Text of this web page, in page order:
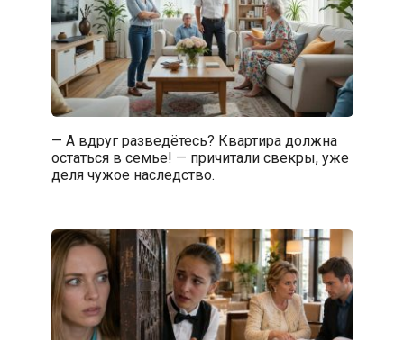
— А вдруг разведётесь? Квартира должна
остаться в семье! — причитали свекры, уже
деля чужое наследство.